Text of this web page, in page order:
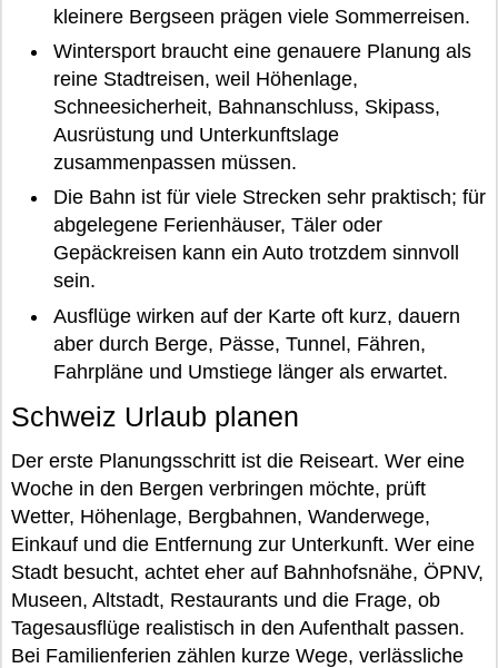
kleinere Bergseen prägen viele Sommerreisen.
Wintersport braucht eine genauere Planung als
reine Stadtreisen, weil Höhenlage,
Schneesicherheit, Bahnanschluss, Skipass,
Ausrüstung und Unterkunftslage
zusammenpassen müssen.
Die Bahn ist für viele Strecken sehr praktisch; für
abgelegene Ferienhäuser, Täler oder
Gepäckreisen kann ein Auto trotzdem sinnvoll
sein.
Ausflüge wirken auf der Karte oft kurz, dauern
aber durch Berge, Pässe, Tunnel, Fähren,
Fahrpläne und Umstiege länger als erwartet.
Schweiz Urlaub planen
Der erste Planungsschritt ist die Reiseart. Wer eine
Woche in den Bergen verbringen möchte, prüft
Wetter, Höhenlage, Bergbahnen, Wanderwege,
Einkauf und die Entfernung zur Unterkunft. Wer eine
Stadt besucht, achtet eher auf Bahnhofsnähe, ÖPNV,
Museen, Altstadt, Restaurants und die Frage, ob
Tagesausflüge realistisch in den Aufenthalt passen.
Bei Familienferien zählen kurze Wege, verlässliche